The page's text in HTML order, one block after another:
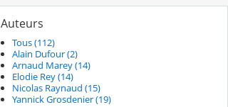
Auteurs
Tous (112)
Alain Dufour (2)
Arnaud Marey (14)
Elodie Rey (14)
Nicolas Raynaud (15)
Yannick Grosdenier (19)